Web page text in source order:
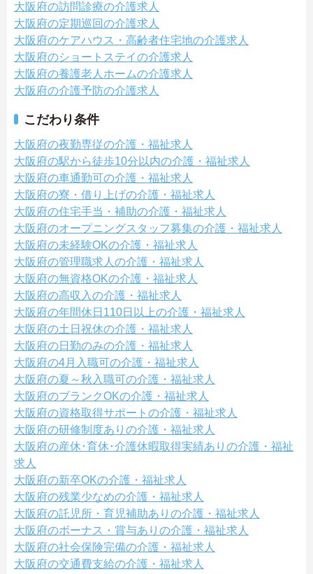
大阪府の訪問診療の介護求人
大阪府の定期巡回の介護求人
大阪府のケアハウス・高齢者住宅地の介護求人
大阪府のショートステイの介護求人
大阪府の養護老人ホームの介護求人
大阪府の介護予防の介護求人
こだわり条件
大阪府の夜勤専従の介護・福祉求人
大阪府の駅から徒歩10分以内の介護・福祉求人
大阪府の車通勤可の介護・福祉求人
大阪府の寮・借り上げの介護・福祉求人
大阪府の住宅手当・補助の介護・福祉求人
大阪府のオープニングスタッフ募集の介護・福祉求人
大阪府の未経験OKの介護・福祉求人
大阪府の管理職求人の介護・福祉求人
大阪府の無資格OKの介護・福祉求人
大阪府の高収入の介護・福祉求人
大阪府の年間休日110日以上の介護・福祉求人
大阪府の土日祝休の介護・福祉求人
大阪府の日勤のみの介護・福祉求人
大阪府の4月入職可の介護・福祉求人
大阪府の夏～秋入職可の介護・福祉求人
大阪府のブランクOKの介護・福祉求人
大阪府の資格取得サポートの介護・福祉求人
大阪府の研修制度ありの介護・福祉求人
大阪府の産休･育休･介護休暇取得実績ありの介護・福祉
求人
大阪府の新卒OKの介護・福祉求人
大阪府の残業少なめの介護・福祉求人
大阪府の託児所・育児補助ありの介護・福祉求人
大阪府のボーナス・賞与ありの介護・福祉求人
大阪府の社会保険完備の介護・福祉求人
大阪府の交通費支給の介護・福祉求人